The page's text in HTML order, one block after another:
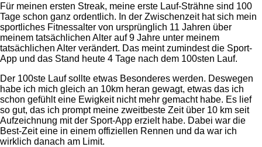
Für meinen ersten Streak, meine erste Lauf-Strähne sind 100
Tage schon ganz ordentlich. In der Zwischenzeit hat sich mein
sportliches Fitnessalter von ursprünglich 11 Jahren über
meinem tatsächlichen Alter auf 9 Jahre unter meinem
tatsächlichen Alter verändert. Das meint zumindest die Sport-
App und das Stand heute 4 Tage nach dem 100sten Lauf.
Der 100ste Lauf sollte etwas Besonderes werden. Deswegen
habe ich mich gleich an 10km heran gewagt, etwas das ich
schon gefühlt eine Ewigkeit nicht mehr gemacht habe. Es lief
so gut, das ich prompt meine zweitbeste Zeit über 10 km seit
Aufzeichnung mit der Sport-App erzielt habe. Dabei war die
Best-Zeit eine in einem offiziellen Rennen und da war ich
wirklich danach am Limit.